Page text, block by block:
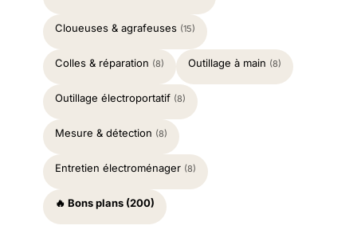
Cloueuses & agrafeuses (15)
Colles & réparation (8) Outillage à main (8)
Outillage électroportatif (8)
Mesure & détection (8)
Entretien électroménager (8)
🔥 Bons plans (200)